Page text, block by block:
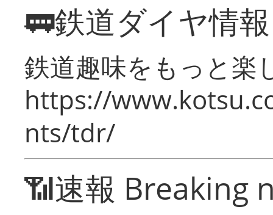
🚃鉄道ダイヤ情
鉄道趣味をもっと楽
https://
nts/tdr/
📶速報 Breaking